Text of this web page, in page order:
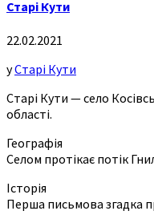
Старі Кути
22.02.2021
уСтарі Кути
Старі Кути — село
області.
Географія
Селом протікає потік
Історія
Перша письмова згадка